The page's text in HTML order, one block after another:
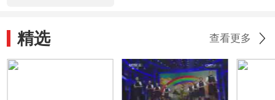
精选 查看更多